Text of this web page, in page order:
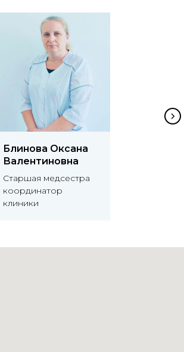
Блинова Оксана
Валентиновна
Старшая медсестра
координатор
клиники